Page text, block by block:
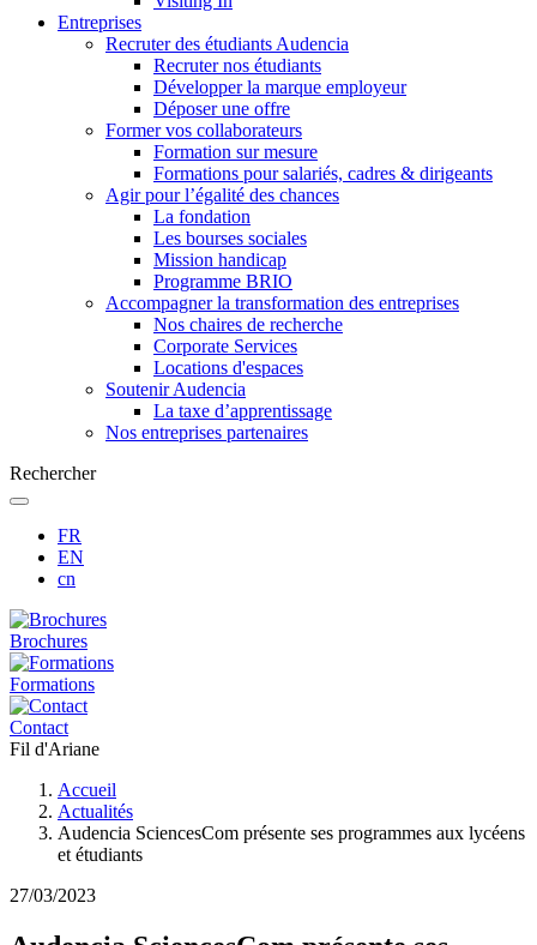
Entreprises
Recruter des étudiants Audencia
Recruter nos étudiants
Développer la marque employeur
Déposer une offre
Former vos collaborateurs
Formation sur mesure
Formations pour salariés, cadres & dirigeants
Agir pour l’égalité des chances
La fondation
Les bourses sociales
Mission handicap
Programme BRIO
Accompagner la transformation des entreprises
Nos chaires de recherche
Corporate Services
Locations d'espaces
Soutenir Audencia
La taxe d’apprentissage
Nos entreprises partenaires
Rechercher
FR
EN
cn
Brochures
Formations
Contact
Fil d'Ariane
Accueil
Actualités
Audencia SciencesCom présente ses programmes aux lycéens
et étudiants
27/03/2023